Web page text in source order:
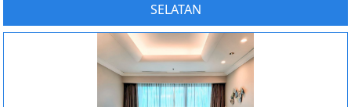
SELATAN